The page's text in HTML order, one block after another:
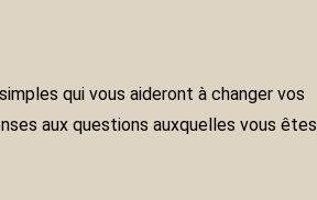
qui vous aideront à changer vos
aux questions auxquelles vous êtes